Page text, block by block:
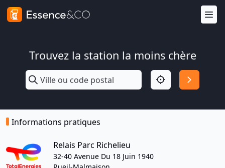
Trouvez la station la moins chère
Informations pratiques
Relais Parc Richelieu
32-40 Avenue Du 18 Juin 1940